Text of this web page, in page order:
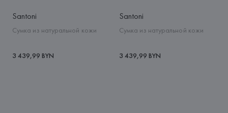
Santoni
Сумка из натуральной кожи
3 439,99 BYN
Santoni
Сумка из натуральной кожи
3 439,99 BYN